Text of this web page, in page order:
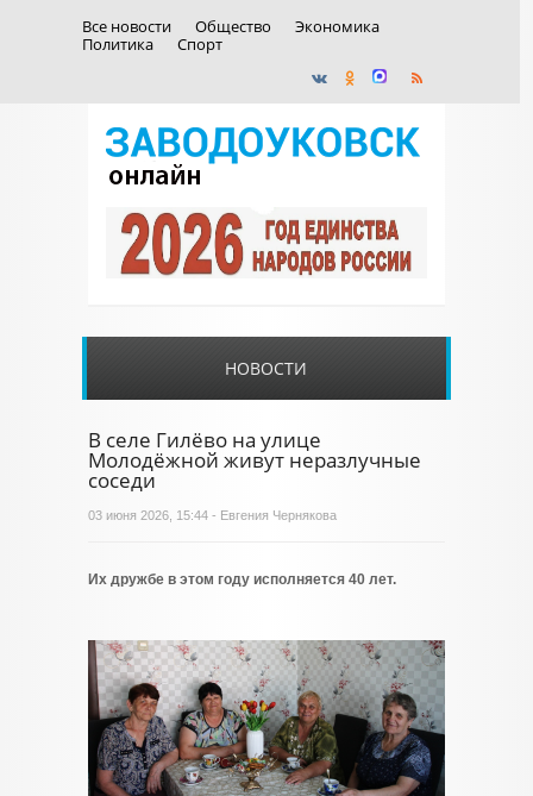
Все новости Общество
Экономика
Политика
Спорт
НОВОСТИ
В селе Гилёво на улице
Молодёжной живут неразлучные
соседи
03 июня 2026, 15:44 - Евгения Чернякова
Их дружбе в этом году исполняется 40 лет.